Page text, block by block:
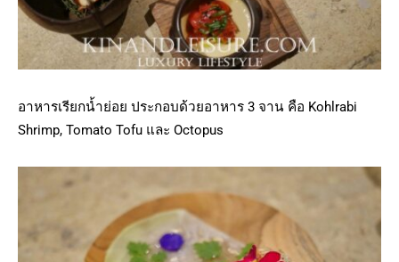
อาหารเรียกน้ำย่อย ประกอบด้วยอาหาร 3 จาน คือ Kohlrabi
Shrimp, Tomato Tofu และ Octopus